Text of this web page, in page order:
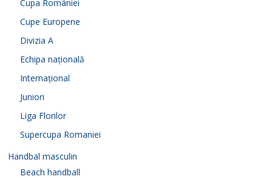
Cupa României
Cupe Europene
Divizia A
Echipa națională
Internațional
Juniori
Liga Florilor
Supercupa Romaniei
Handbal masculin
Beach handball